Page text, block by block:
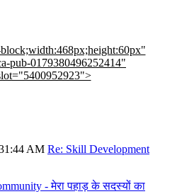
pub-0179380496252414"
AM Re: Skill Development
- मेरा पहाड़ के सदस्यों का